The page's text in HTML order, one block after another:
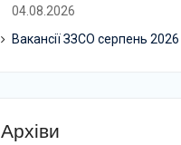
04.08.2026
Вакансії ЗЗСО серпень 2026
Архіви